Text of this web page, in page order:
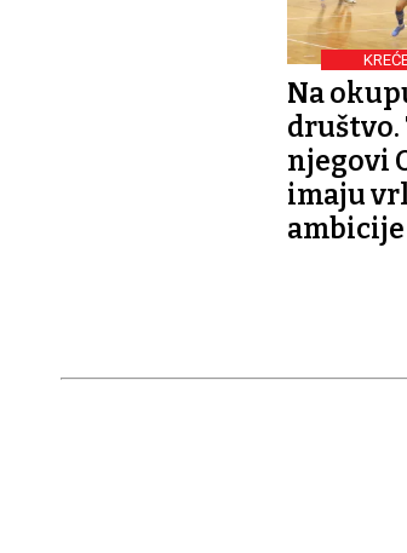
Na
društvo.
njegovi
imaju
ambicije